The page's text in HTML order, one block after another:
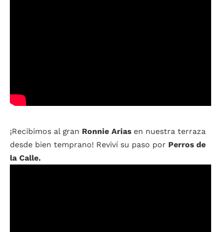
¡Recibimos al gran Ronnie Arias en nuestra terraza
desde bien temprano! Reviví su paso por Perros de
la Calle.